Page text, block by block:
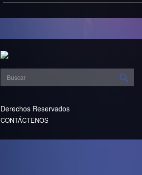
Derechos Reservados
CONTÁCTENOS